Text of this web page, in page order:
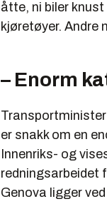
åtte, ni biler
kjøretøyer. Andre
– Enorm
er snakk om en
Innenriks- og
redningsarbeidet
Genova ligger